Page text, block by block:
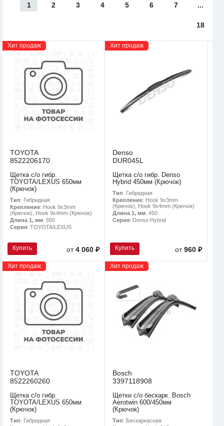
1 2 3 4 5 6 7 ...
18
Хит продаж
TOYOTA
8522206170
Щетка с/о гибр.
TOYOTA/LEXUS 650мм
(Крючок)
Тип: Гибридная
Крепление: Hook 9x3mm
(Крючок), Hook 9x4mm (Крючок)
Длина 1, мм: 650
Серия: TOYOTA/LEXUS
Купить от4 060 ₽
Хит продаж
Denso
DUR045L
Щетка с/о гибр. Denso
Hybrid 450мм (Крючок)
Тип: Гибридная
Крепление: Hook 9x3mm
(Крючок), Hook 9x4mm (Крючок)
Длина 1, мм: 450
Серия: Denso Hybrid
Купить от960 ₽
Хит продаж
TOYOTA
8522260260
Щетка с/о гибр.
TOYOTA/LEXUS 650мм
(Крючок)
Тип: Гибридная
Хит продаж
Bosch
3397118908
Щетки с/о бескарк. Bosch
Aerotwin 600/450мм
(Крючок)
Тип: Бескаркасная